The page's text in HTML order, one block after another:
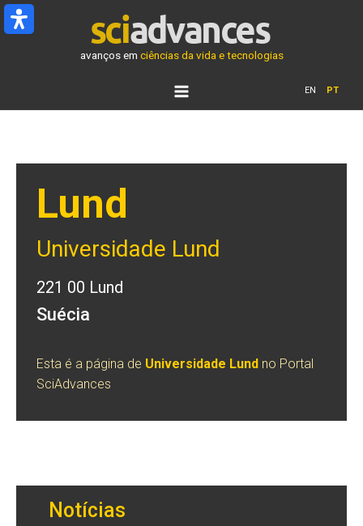
Ir
para
avanços em ciências da vida e tecnologias
EN PT
Lund
Universidade Lund
221 00 Lund
Suécia
Esta é a página de Universidade Lund no Portal
SciAdvances
Notícias